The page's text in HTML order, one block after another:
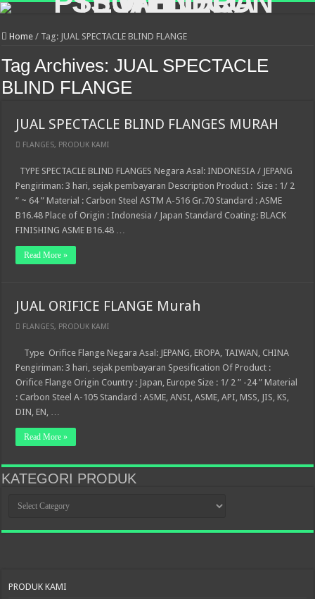
Home / Tag: JUAL SPECTACLE BLIND FLANGE
Tag Archives:JUAL SPECTACLE
BLIND FLANGE
JUAL SPECTACLE BLIND FLANGES MURAH
FLANGES, PRODUK KAMI
TYPE SPECTACLE BLIND FLANGES Negara Asal: INDONESIA / JEPANG
Pengiriman: 3 hari, sejak pembayaran Description Product : Size : 1/ 2
” ~ 64 ” Material : Carbon Steel ASTM A-516 Gr.70 Standard : ASME
B16.48 Place of Origin : Indonesia / Japan Standard Coating: BLACK
FINISHING ASME B16.48 …
Read More »
JUAL ORIFICE FLANGE Murah
FLANGES, PRODUK KAMI
Type Orifice Flange Negara Asal: JEPANG, EROPA, TAIWAN, CHINA
Pengiriman: 3 hari, sejak pembayaran Spesification Of Product :
Orifice Flange Origin Country : Japan, Europe Size : 1/ 2 ” -24 ” Material
: Carbon Steel A-105 Standard : ASME, ANSI, ASME, API, MSS, JIS, KS,
DIN, EN, …
Read More »
KATEGORI PRODUK
PRODUK
PRODUK KAMI